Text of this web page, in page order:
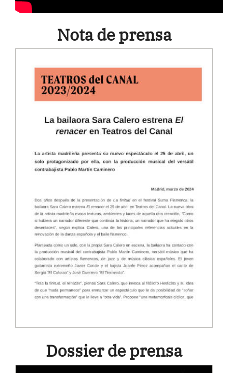
Nota de prensa
Dossier de prensa